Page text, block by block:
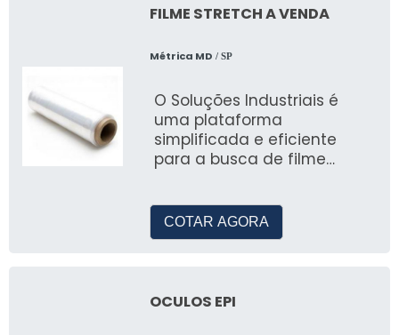
FILME STRETCH A VENDA
Métrica MD / SP
O Soluções Industriais é
uma plataforma
simplificada e eficiente
para a busca de filme
COTAR AGORA
OCULOS EPI